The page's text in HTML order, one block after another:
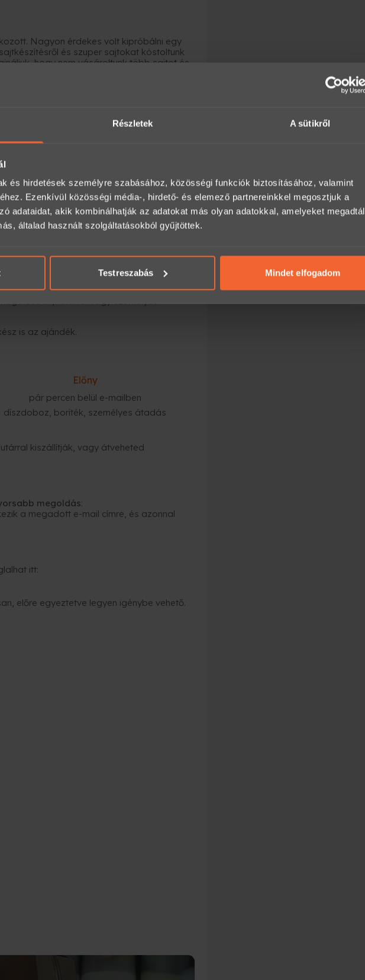
Részletek A sütikről
és hirdetések személyre szabásához, közösségi funkciók biztosításához, valamint
Ezenkívül közösségi média-, hirdető- és elemező partnereinkkel megosztjuk a
adataidat, akik kombinálhatják az adatokat más olyan adatokkal, amelyeket megadtál
általad használt szolgáltatásokból gyűjtöttek.
Testreszabás Mindet elfogadom
Nagyon érdekes volt kipróbálni egy
és szuper sajtokat kóstoltunk
hogy nem vásároltunk több sajtot és
helyet foglal el a szívemben. Életre szóló
Köszönjük a lehetőséget!"
volt munka és szórakozás."
a Meglepkéken?
platformja, ahol több ezer
és biztonságosan.
számodra megfelelő opciót (időtartam,
futárral vagy személyes
is az ajándék.
Előny
pár percen belül e-mailben
díszdoboz, boríték, személyes átadás
kiszállítják, vagy átveheted
megoldás:
a megadott e-mail címre, és azonnal
itt:
előre egyeztetve legyen igénybe vehető.